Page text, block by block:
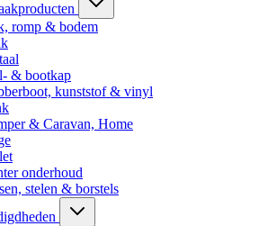
romp & bodem
& bootkap
kunststof & vinyl
& Caravan, Home
onderhoud
stelen & borstels